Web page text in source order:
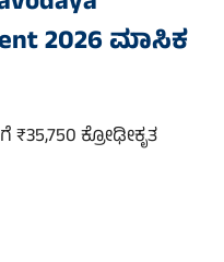
2026 ಮಾಸಿಕ
ಕ್ರೋಢೀಕೃತ